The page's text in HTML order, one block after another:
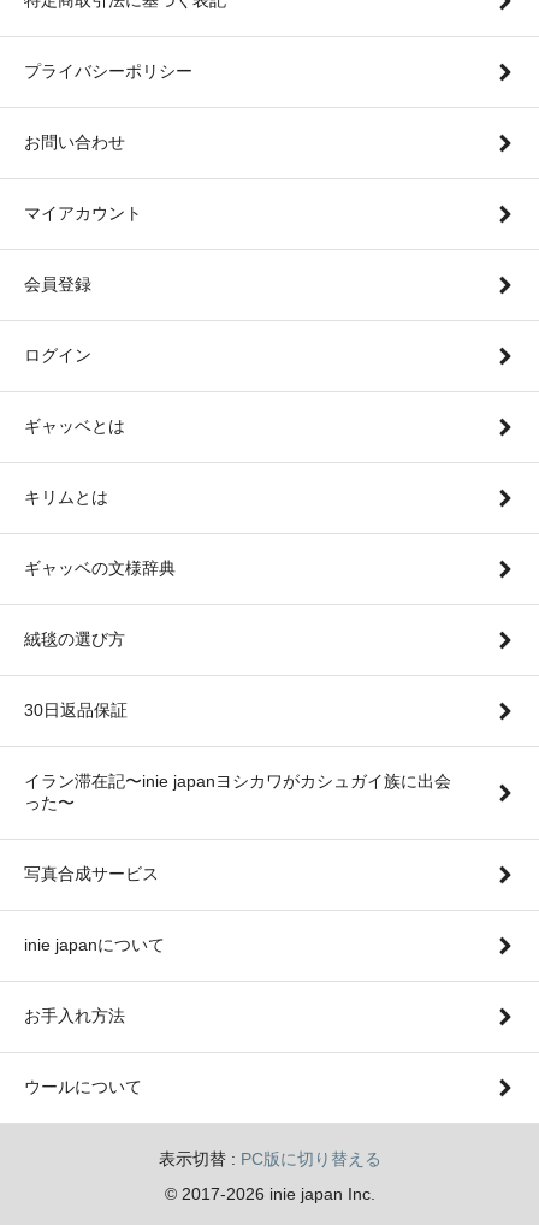
プライバシーポリシー
お問い合わせ
マイアカウント
会員登録
ログイン
ギャッベとは
キリムとは
ギャッベの文様辞典
絨毯の選び方
30日返品保証
イラン滞在記〜inie japanヨシカワがカシュガイ族に出会
った〜
写真合成サービス
inie japanについて
お手入れ方法
ウールについて
表示切替 : PC版に切り替える
© 2017-2026 inie japan Inc.